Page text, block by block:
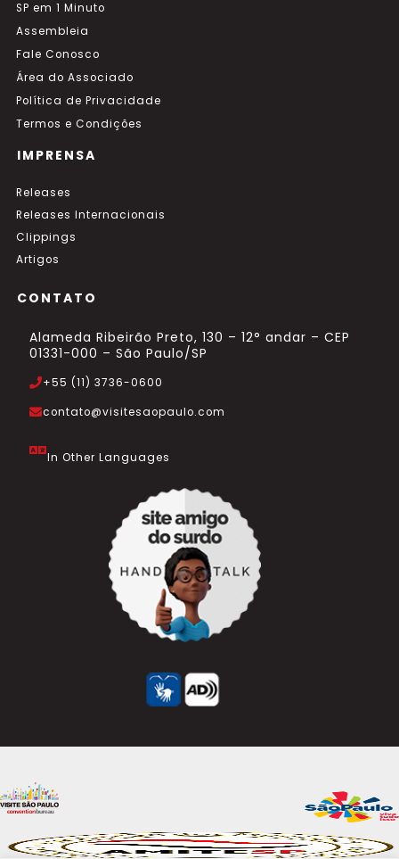
SP em 1 Minuto
Assembleia
Fale Conosco
Área do Associado
Política de Privacidade
Termos e Condições
IMPRENSA
Releases
Releases Internacionais
Clippings
Artigos
CONTATO
Alameda Ribeirão Preto, 130 – 12° andar – CEP
01331-000 – São Paulo/SP
+55 (11) 3736-0600
contato@visitesaopaulo.com
In Other Languages